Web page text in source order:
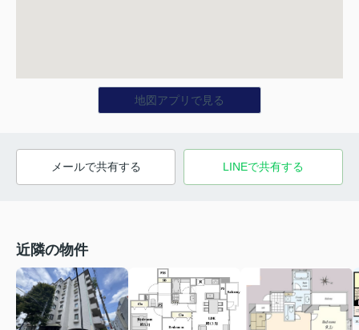
地図アプリで見る
メールで共有する LINEで共有する
近隣の物件